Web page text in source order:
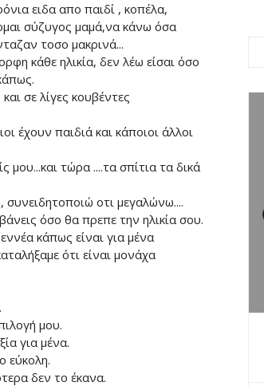
ειδα απο παιδί , κοπέλα,
σύζυγος μαμά,να κάνω όσα
τοσο μακρινά...
κάθε ηλικία, δεν λέω είσαι όσο
σε λίγες κουβέντες
έχουν παιδιά και κάποιοι άλλοι
μου...και τώρα ....τα σπίτια τα δικά
συνειδητοποιώ οτι μεγαλώνω....
όσο θα πρεπε την ηλικία σου.
κάπως είναι για μένα
ότι είναι μονάχα
μου.
για μένα.
εύκολη.
δεν το έκανα.